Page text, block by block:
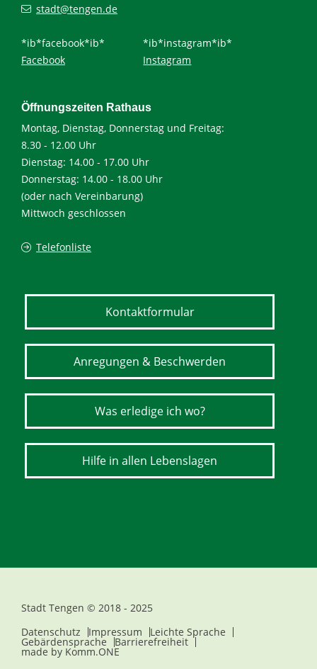
stadt@tengen.de
*ib*facebook*ib*
Facebook
*ib*instagram*ib*
Instagram
Öffnungszeiten Rathaus
Montag, Dienstag, Donnerstag und Freitag:
8.30 - 12.00 Uhr
Dienstag: 14.00 - 17.00 Uhr
Donnerstag: 14.00 - 18.00 Uhr
(oder nach Vereinbarung)
Mittwoch geschlossen
Telefonliste
Kontaktformular
Anregungen & Beschwerden
Was erledige ich wo?
Hilfe in allen Lebenslagen
Stadt Tengen © 2018 - 2025
Datenschutz
Impressum Leichte Sprache
Gebärdensprache Barrierefreiheit
made by Komm.ONE